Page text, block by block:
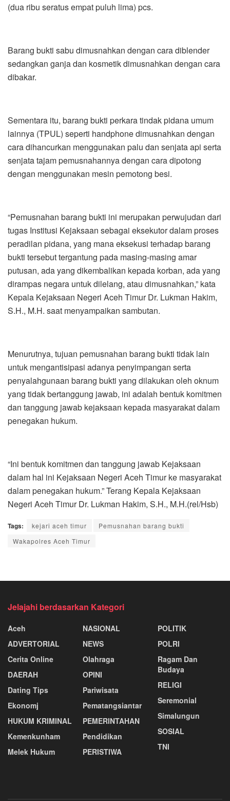
(dua ribu seratus empat puluh lima) pcs.
Barang bukti sabu dimusnahkan dengan cara diblender
sedangkan ganja dan kosmetik dimusnahkan dengan cara
dibakar.
Sementara itu, barang bukti perkara tindak pidana umum
lainnya (TPUL) seperti handphone dimusnahkan dengan
cara dihancurkan menggunakan palu dan senjata api serta
senjata tajam pemusnahannya dengan cara dipotong
dengan menggunakan mesin pemotong besi.
“Pemusnahan barang bukti ini merupakan perwujudan dari
tugas Institusi Kejaksaan sebagai eksekutor dalam proses
peradilan pidana, yang mana eksekusi terhadap barang
bukti tersebut tergantung pada masing-masing amar
putusan, ada yang dikembalikan kepada korban, ada yang
dirampas negara untuk dilelang, atau dimusnahkan,” kata
Kepala Kejaksaan Negeri Aceh Timur Dr. Lukman Hakim,
S.H., M.H. saat menyampaikan sambutan.
Menurutnya, tujuan pemusnahan barang bukti tidak lain
untuk mengantisipasi adanya penyimpangan serta
penyalahgunaan barang bukti yang dilakukan oleh oknum
yang tidak bertanggung jawab, ini adalah bentuk komitmen
dan tanggung jawab kejaksaan kepada masyarakat dalam
penegakan hukum.
“Ini bentuk komitmen dan tanggung jawab Kejaksaan
dalam hal ini Kejaksaan Negeri Aceh Timur ke masyarakat
dalam penegakan hukum.” Terang Kepala Kejaksaan
Negeri Aceh Timur Dr. Lukman Hakim, S.H., M.H.(rel/Hsb)
Tags: kejari aceh timur
Pemusnahan barang bukti
Wakapolres Aceh Timur
Jelajahi berdasarkan Kategori
Aceh
ADVERTORIAL
Cerita Online
DAERAH
Dating Tips
Ekonomj
HUKUM KRIMINAL
Kemenkunham
Melek Hukum
NASIONAL
NEWS
Olahraga
OPINI
Pariwisata
Pematangsiantar
PEMERINTAHAN
Pendidikan
PERISTIWA
POLITIK
POLRI
Ragam Dan
Budaya
RELIGI
Seremonial
Simalungun
SOSIAL
TNI